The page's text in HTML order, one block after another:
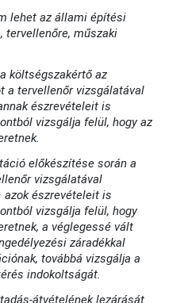
lehet az állami építési
tervellenőre, műszaki
költségszakértő az
a tervellenőr vizsgálatával
észrevételeit is
vizsgálja felül, hogy az
előkészítése során a
vizsgálatával
azok észrevételeit is
vizsgálja felül, hogy
a véglegessé vált
záradékkal
továbbá vizsgálja a
indokoltságát.
átvételének lezárását